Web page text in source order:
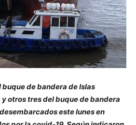
de bandera de Islas
otros tres del buque de bandera
este lunes en